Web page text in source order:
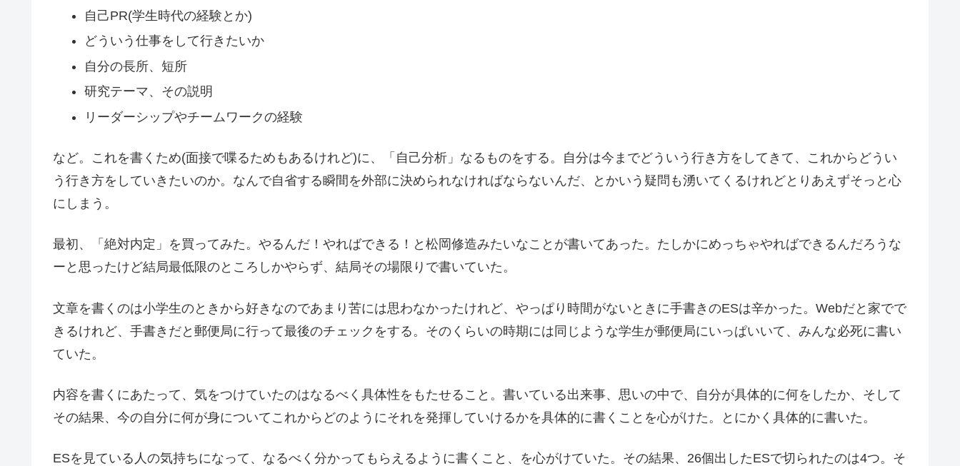
自己PR(学生時代の経験とか)
どういう仕事をして行きたいか
自分の長所、短所
研究テーマ、その説明
リーダーシップやチームワークの経験
など。これを書くため(面接で喋るためもあるけれど)に、「自己分析」なるものをする。自分は今までどういう行き方をしてきて、これからどうい
う行き方をしていきたいのか。なんで自省する瞬間を外部に決められなければならないんだ、とかいう疑問も湧いてくるけれどとりあえずそっと心
にしまう。
最初、「絶対内定」を買ってみた。やるんだ！やればできる！と松岡修造みたいなことが書いてあった。たしかにめっちゃやればできるんだろうな
ーと思ったけど結局最低限のところしかやらず、結局その場限りで書いていた。
文章を書くのは小学生のときから好きなのであまり苦には思わなかったけれど、やっぱり時間がないときに手書きのESは辛かった。Webだと家でで
きるけれど、手書きだと郵便局に行って最後のチェックをする。そのくらいの時期には同じような学生が郵便局にいっぱいいて、みんな必死に書い
ていた。
内容を書くにあたって、気をつけていたのはなるべく具体性をもたせること。書いている出来事、思いの中で、自分が具体的に何をしたか、そして
その結果、今の自分に何が身についてこれからどのようにそれを発揮していけるかを具体的に書くことを心がけた。とにかく具体的に書いた。
ESを見ている人の気持ちになって、なるべく分かってもらえるように書くこと、を心がけていた。その結果、26個出したESで切られたのは4つ。そ